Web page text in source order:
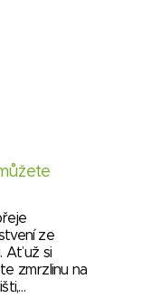
ze
Ať už si
zmrzlinu na